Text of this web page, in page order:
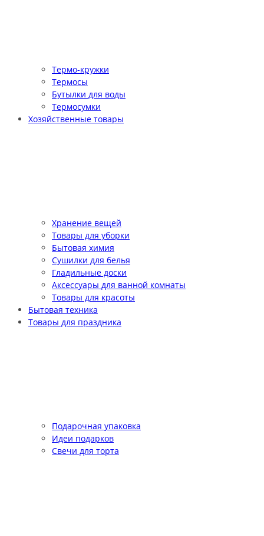
Термо-кружки
Термосы
Бутылки для воды
Термосумки
Хозяйственные товары
Хранение вещей
Товары для уборки
Бытовая химия
Сушилки для белья
Гладильные доски
Аксессуары для ванной комнаты
Товары для красоты
Бытовая техника
Товары для праздника
Подарочная упаковка
Идеи подарков
Свечи для торта